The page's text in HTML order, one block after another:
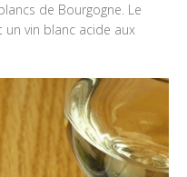
de Bourgogne. Le
vin blanc acide aux